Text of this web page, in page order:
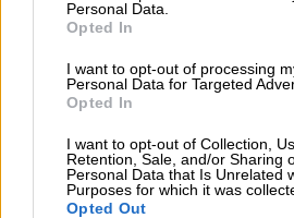
Personal Data.
Opted In
I want to opt-out of processing
Personal Data for Targeted
Opted In
I want to opt-out of Collection,
Retention, Sale, and/or Sharing
Personal Data that Is Unrelated
Purposes for which it was
Opted Out
Μαρία Λεκάκη